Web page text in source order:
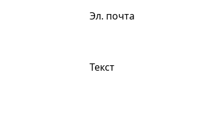
Эл. почта
Текст